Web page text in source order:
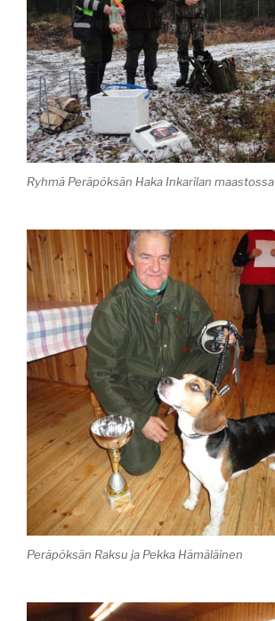
Ryhmä Peräpöksän Haka Inkarilan maastossa
Peräpöksän Raksu ja Pekka Hämäläinen